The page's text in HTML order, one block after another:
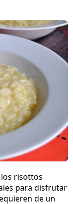
risottos
para disfrutar
de un